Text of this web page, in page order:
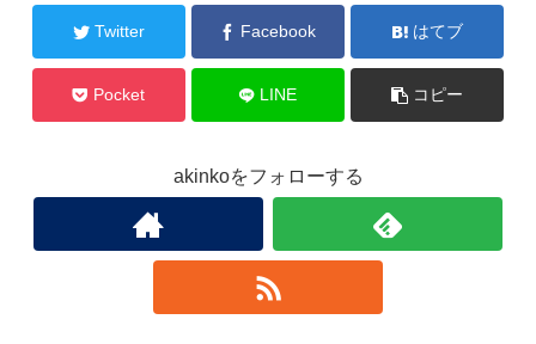
Twitter Facebook はてブ
Pocket LINE コピー
akinkoをフォローする